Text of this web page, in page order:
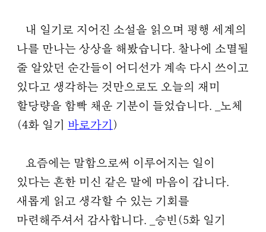
내 일기로 지어진 소설을 읽으며 평행 세계의
나를 만나는 상상을 해봤습니다. 찰나에 소멸될
줄 알았던 순간들이 어디선가 계속 다시 쓰이고
있다고 생각하는 것만으로도 오늘의 재미
할당량을 함빡 채운 기분이 들었습니다.
_노체
(4화 일기 바로가기)
요즘에는 말함으로써 이루어지는 일이
있다는 흔한 미신 같은 말에 마음이 갑니다.
새롭게 읽고 생각할 수 있는 기회를
마련해주셔서 감사합니다.
_승빈(5화 일기